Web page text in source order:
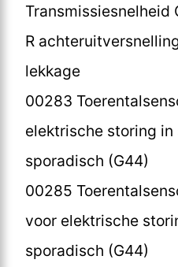
Transmissiesnelheid
R
lekkage
00283
elektrische storing
sporadisch (G44)
00285
voor elektrische
sporadisch (G44)